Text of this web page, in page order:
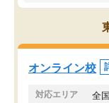
思っていました
を的確に指導い
くりするほど楽
塾を受けていま
つ成績も上がり、
てきたので、さら
でお願いしまし
オンライン校
対応エリア 全国